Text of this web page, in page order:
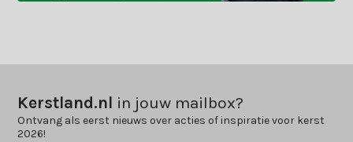
Kerstland.nl in jouw mailbox?
Ontvang als eerst nieuws over acties of inspiratie voor kerst
2026!